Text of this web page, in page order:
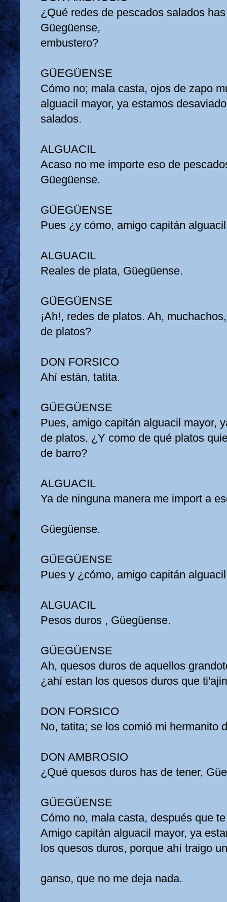
¿Qué redes de pescados salados
Güegüense,
embustero?
GÜEGÜENSE
Cómo no; mala casta, ojos de zapo
alguacil mayor, ya estamos
salados.
ALGUACIL
Acaso no me importe eso de
Güegüense.
GÜEGÜENSE
Pues ¿y cómo, amigo capitán
ALGUACIL
Reales de plata, Güegüense.
GÜEGÜENSE
¡Ah!, redes de platos. Ah,
de platos?
DON FORSICO
Ahí están, tatita.
GÜEGÜENSE
Pues, amigo capitán alguacil mayor,
de platos. ¿Y como de qué platos
de barro?
ALGUACIL
Ya de ninguna manera me import a
Güegüense.
GÜEGÜENSE
Pues y ¿cómo, amigo capitán
ALGUACIL
Pesos duros , Güegüense.
GÜEGÜENSE
Ah, quesos duros de aquellos
¿ahí estan los quesos duros que
DON FORSICO
No, tatita; se los comió mi hermanito
DON AMBROSIO
¿Qué quesos duros has de tener,
GÜEGÜENSE
Cómo no, mala casta, después que
Amigo capitán alguacil mayor, ya
los quesos duros, porque ahí traigo
ganso, que no me deja nada.